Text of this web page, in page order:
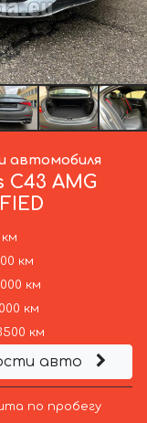
автомобиля
C43 AMG
км
км
км
км
авто
по пробегу